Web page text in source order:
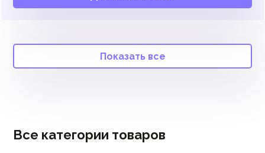
Показать все
Все категории товаров